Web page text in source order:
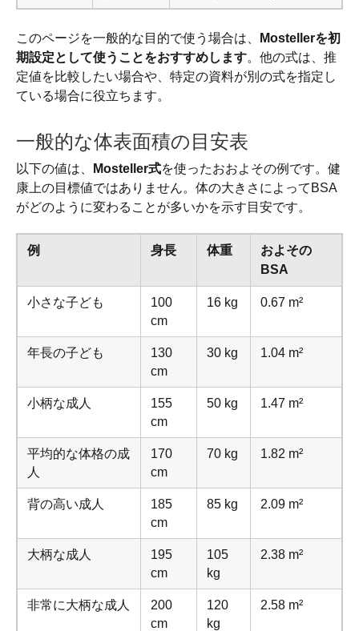
このページを一般的な目的で使う場合は、
Mostellerを初
期設定として使うことをおすすめします。他の式は、推
定値を比較したい場合や、特定の資料が別の式を指定し
ている場合に役立ちます。
一般的な体表面積の目安表
以下の値は、 Mosteller式を使ったおおよその例です。健
康上の目標値ではありません。体の大きさによってBSA
がどのように変わることが多いかを示す目安です。
例 身長 体重
およその
BSA
小さな子ども
100
cm
16 kg 0.67 m²
年長の子ども
130
cm
30 kg 1.04 m²
小柄な成人
155
cm
50 kg 1.47 m²
平均的な体格の成
人
170
cm
70 kg 1.82 m²
背の高い成人
185
cm
85 kg 2.09 m²
大柄な成人
195
cm
105
kg
2.38 m²
非常に大柄な成人
200
cm
120
kg
2.58 m²